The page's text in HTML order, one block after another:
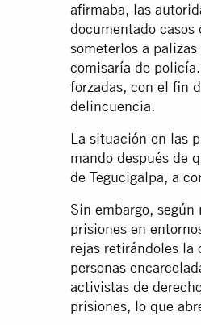
afirmaba, las
documentado casos
someterlos a
comisaría de
forzadas, con el fin
delincuencia.
La situación en las
mando después de
de Tegucigalpa, a
Sin embargo,
prisiones en
rejas retirándoles la
personas
activistas de
prisiones, lo que